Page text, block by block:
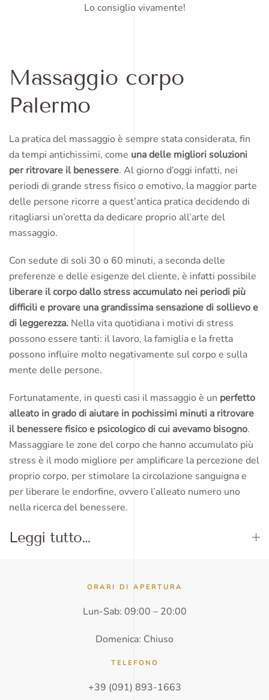
Lo consiglio vivamente!
Massaggio corpo
Palermo
La pratica del massaggio è sempre stata considerata, fin
da tempi antichissimi, come una delle migliori soluzioni
per ritrovare il benessere. Al giorno d’oggi infatti, nei
periodi di grande stress fisico o emotivo, la maggior parte
delle persone ricorre a quest’antica pratica decidendo di
ritagliarsi un’oretta da dedicare proprio all’arte del
massaggio.
Con sedute di soli 30 o 60 minuti, a seconda delle
preferenze e delle esigenze del cliente, è infatti possibile
liberare il corpo dallo stress accumulato nei periodi più
difficili e provare una grandissima sensazione di sollievo e
di leggerezza. Nella vita quotidiana i motivi di stress
possono essere tanti: il lavoro, la famiglia e la fretta
possono influire molto negativamente sul corpo e sulla
mente delle persone.
Fortunatamente, in questi casi il massaggio è un perfetto
alleato in grado di aiutare in pochissimi minuti a ritrovare
il benessere fisico e psicologico di cui avevamo bisogno.
Massaggiare le zone del corpo che hanno accumulato più
stress è il modo migliore per amplificare la percezione del
proprio corpo, per stimolare la circolazione sanguigna e
per liberare le endorfine, ovvero l’alleato numero uno
nella ricerca del benessere.
Leggi tutto…
ORARI DI APERTURA
Lun-Sab: 09:00 – 20:00
Domenica: Chiuso
TELEFONO
+39 (091) 893-1663